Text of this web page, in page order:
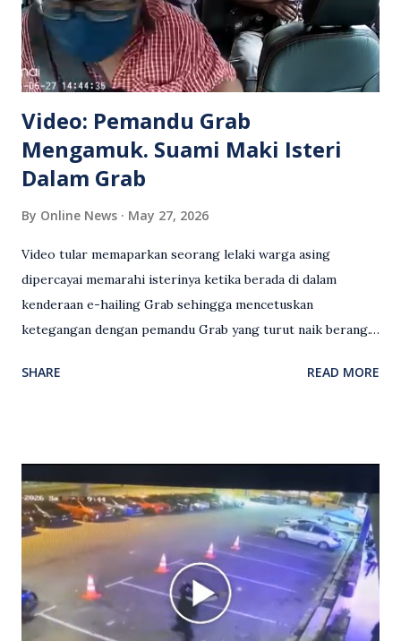
Video: Pemandu Grab
Mengamuk. Suami Maki Isteri
Dalam Grab
By Online News May 27, 2026
Video tular memaparkan seorang lelaki warga asing
dipercayai memarahi isterinya ketika berada di dalam
kenderaan e-hailing Grab sehingga mencetuskan
ketegangan dengan pemandu Grab yang turut naik berang.
antara seorang lelaki warga asing dengan pemandu Grab
Grab bertindak mempertahankan wanita terbabit sebelum
berlaku pertikaman lidah antara kedua-dua pihak. Video
berkenaan kini tular di media sosial dan mendapat pelbagai
reaksi orang ramai. Antara komen orang awam yang tular di
media sosial mengenai insiden tersebut ialah ramai yang
meluahkan rasa marah terhadap tindakan lelaki berkenaan
serta memuji pemandu Grab kerana campur tangan.
SHARE READ MORE